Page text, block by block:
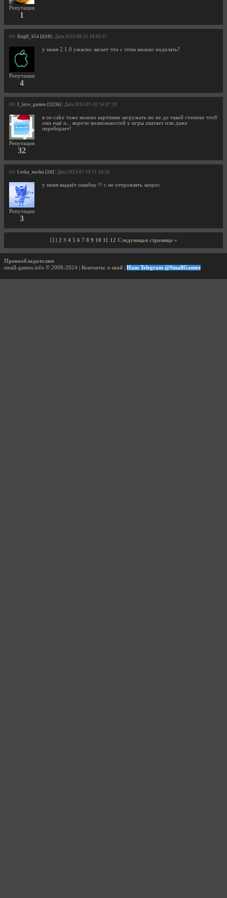
Репутация
1
От: Dagll_654 [4|10] | Дата 2013-08-31 19:03:57
Репутация
4
у меня 2.1.0 ужасно лагает что с этим можно поделать?
От: I_love_games [32|36] | Дата 2013-07-20 14:07:29
Репутация
32
в oe-cake тоже можно картинки загружать но не до такой степени чтоб
они ещё и... короче возможностей у игры хватает или даже
переберает!
От: Lerka_nasha [3|0] | Дата 2013-07-10 11:18:26
Репутация
3
у меня выдаёт ошибку !! с не отпровлять запрос
[1] 2 3 4 5 6 7 8 9 10 11 12 Следующая страница »
Правообладателям
small-games.info © 2008-2024 | Контакты: e-mail Наш Telegram @SmallGamez